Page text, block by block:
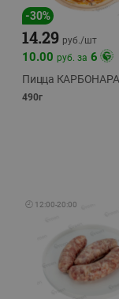
-30%
14.29 руб./шт
10.00 руб. за 6
Пицца КАРБОНАРА
490г
🕘 12:00-20:00